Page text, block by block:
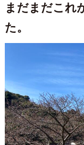
まだまだこれ
た。